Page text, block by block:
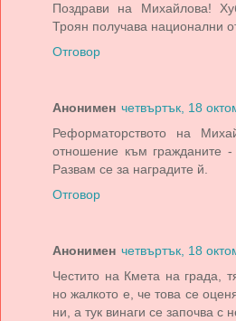
Поздрави на Михайлова!
Троян получава национални
Отговор
Анонимен четвъртък, 18
Реформаторството на
отношение към гражданите -
Развам се за наградите й.
Отговор
Анонимен четвъртък, 18
Честито на Кмета на града,
но жалкото е, че това се
ни, а тук винаги се започва с